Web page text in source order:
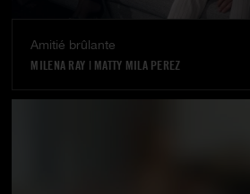
Amitié brûlante
MILENA RAY | MATTY MILA PEREZ